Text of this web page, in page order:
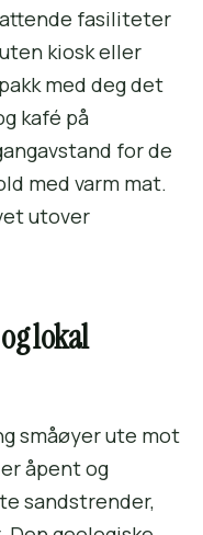
fasiliteter
kiosk eller
med deg det
kafé på
for de
med varm mat.
utover
lokal
småøyer ute mot
åpent og
sandstrender,